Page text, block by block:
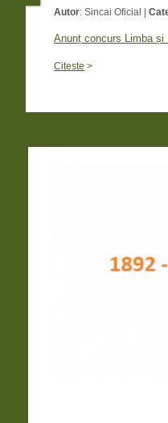
Autor:Sincai Oficial |
Anunț concurs Limba și
Citeste >